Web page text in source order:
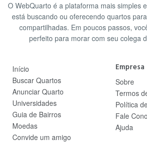
O WebQuarto é a plataforma mais simples
está buscando ou oferecendo quartos
compartilhadas. Em poucos passos,
perfeito para morar com seu colega
Início
Buscar Quartos
Anunciar Quarto
Universidades
Guia de Bairros
Moedas
Convide um amigo
Empresa
Sobre
Termos
Política
Fale
Ajuda